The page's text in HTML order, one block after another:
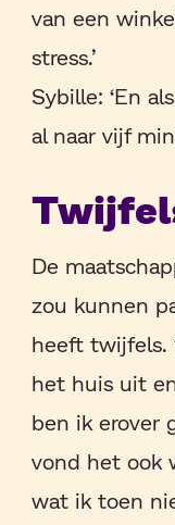
van een
stress.’
Sybille: ‘En
al naar vijf
De
zou kunnen
heeft twijfels.
het huis uit
ben ik erover
vond het ook
wat ik toen